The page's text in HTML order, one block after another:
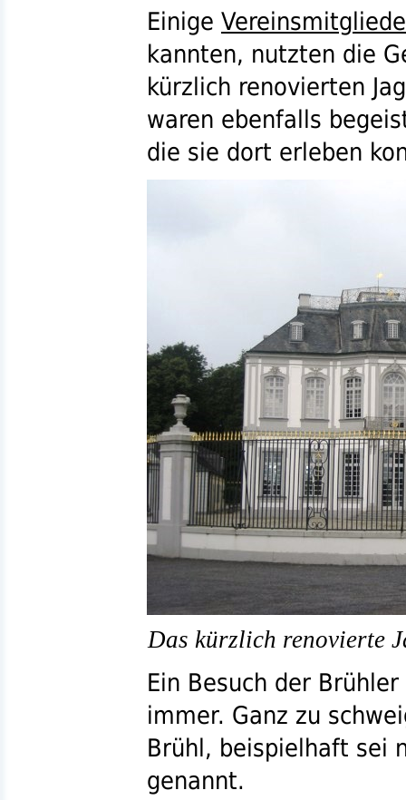
Einige
kannten, nutzten die
kürzlich renovierten
waren ebenfalls
die sie dort erleben
Das kürzlich renovierte
Ein Besuch der
immer. Ganz zu
Brühl, beispielhaft sei
genannt.